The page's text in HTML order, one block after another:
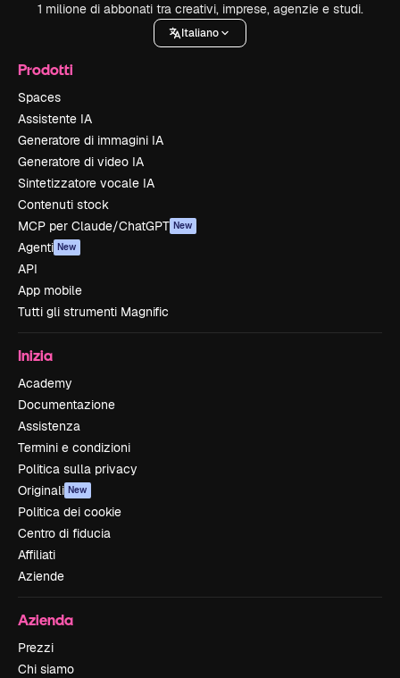
1 milione di abbonati tra creativi, imprese, agenzie e studi.
Italiano
Prodotti
Spaces
Assistente IA
Generatore di immagini IA
Generatore di video IA
Sintetizzatore vocale IA
Contenuti stock
MCP per Claude/ChatGPT New
Agenti New
API
App mobile
Tutti gli strumenti Magnific
Inizia
Academy
Documentazione
Assistenza
Termini e condizioni
Politica sulla privacy
Originali New
Politica dei cookie
Centro di fiducia
Affiliati
Aziende
Azienda
Prezzi
Chi siamo